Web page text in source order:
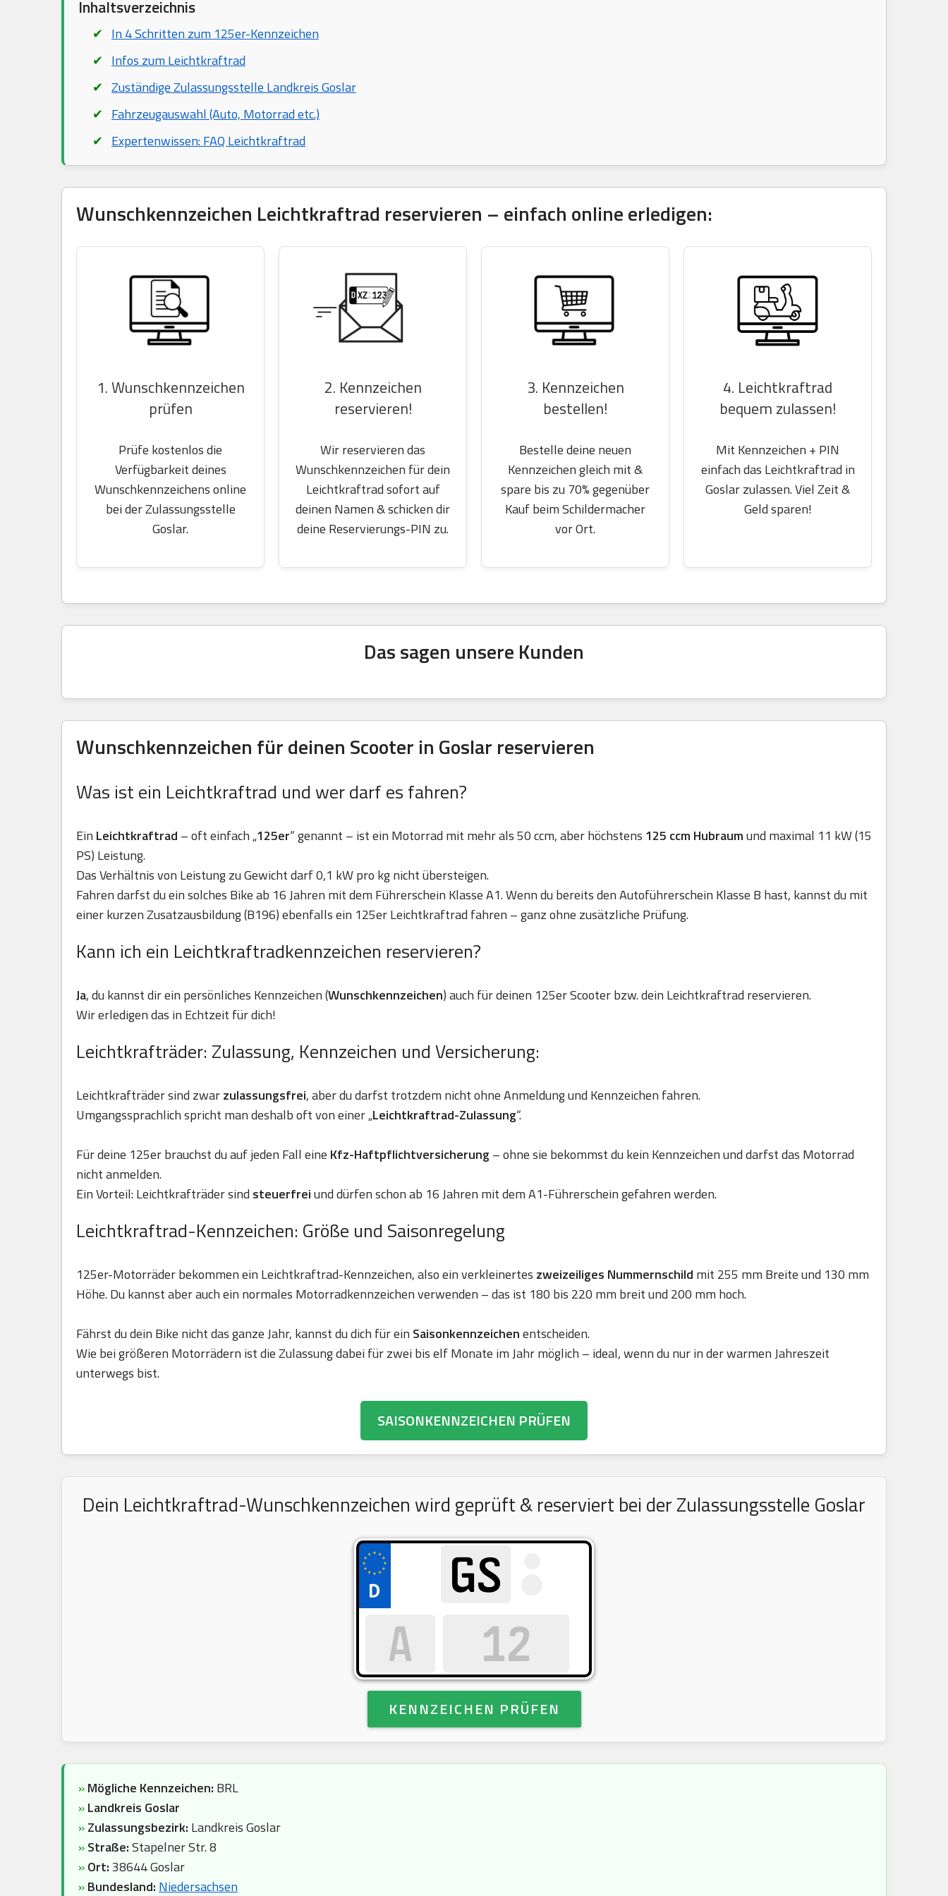
Inhaltsverzeichnis
In 4 Schritten zum 125er-Kennzeichen
Infos zum Leichtkraftrad
Zuständige Zulassungsstelle Landkreis Goslar
Fahrzeugauswahl (Auto, Motorrad etc.)
Expertenwissen: FAQ Leichtkraftrad
Wunschkennzeichen Leichtkraftrad reservieren – einfach online erledigen:
1. Wunschkennzeichen
prüfen
Prüfe kostenlos die
Verfügbarkeit deines
Wunschkennzeichens online
bei der Zulassungsstelle
Goslar.
2. Kennzeichen
reservieren!
Wir reservieren das
Wunschkennzeichen für dein
Leichtkraftrad sofort auf
deinen Namen & schicken dir
deine Reservierungs-PIN zu.
3. Kennzeichen
bestellen!
Bestelle deine neuen
Kennzeichen gleich mit &
spare bis zu 70% gegenüber
Kauf beim Schildermacher
vor Ort.
4. Leichtkraftrad
bequem zulassen!
Mit Kennzeichen + PIN
einfach das Leichtkraftrad in
Goslar zulassen. Viel Zeit &
Geld sparen!
Das sagen unsere Kunden
Wunschkennzeichen für deinen Scooter in Goslar reservieren
Was ist ein Leichtkraftrad und wer darf es fahren?
Ein Leichtkraftrad – oft einfach „125er“ genannt – ist ein Motorrad mit mehr als 50 ccm, aber höchstens 125 ccm Hubraumund maximal 11 kW (15
PS) Leistung.
Das Verhältnis von Leistung zu Gewicht darf 0,1 kW pro kg nicht übersteigen.
Fahren darfst du ein solches Bike ab 16 Jahren mit dem Führerschein Klasse A1. Wenn du bereits den Autoführerschein Klasse B hast, kannst du mit
einer kurzen Zusatzausbildung (B196) ebenfalls ein 125er Leichtkraftrad fahren – ganz ohne zusätzliche Prüfung.
Kann ich ein Leichtkraftradkennzeichen reservieren?
Ja, du kannst dir ein persönliches Kennzeichen (Wunschkennzeichen) auch für deinen 125er Scooter bzw. dein Leichtkraftrad reservieren.
Wir erledigen das in Echtzeit für dich!
Leichtkrafträder: Zulassung, Kennzeichen und Versicherung:
Leichtkrafträder sind zwarzulassungsfrei, aber du darfst trotzdem nicht ohne Anmeldung und Kennzeichen fahren.
Umgangssprachlich spricht man deshalb oft von einer „Leichtkraftrad-Zulassung“.
Für deine 125er brauchst du auf jeden Fall eine Kfz-Haftpflichtversicherung – ohne sie bekommst du kein Kennzeichen und darfst das Motorrad
nicht anmelden.
Ein Vorteil: Leichtkrafträder sind steuerfreiund dürfen schon ab 16 Jahren mit dem A1-Führerschein gefahren werden.
Leichtkraftrad-Kennzeichen: Größe und Saisonregelung
125er-Motorräder bekommen ein Leichtkraftrad-Kennzeichen, also ein verkleinertes zweizeiliges Nummernschild mit 255 mm Breite und 130 mm
Höhe. Du kannst aber auch ein normales Motorradkennzeichen verwenden – das ist 180 bis 220 mm breit und 200 mm hoch.
Fährst du dein Bike nicht das ganze Jahr, kannst du dich für ein Saisonkennzeichenentscheiden.
Wie bei größeren Motorrädern ist die Zulassung dabei für zwei bis elf Monate im Jahr möglich – ideal, wenn du nur in der warmen Jahreszeit
unterwegs bist.
SAISONKENNZEICHEN PRÜFEN
Dein Leichtkraftrad-Wunschkennzeichen wird geprüft & reserviert bei der Zulassungsstelle Goslar
KENNZEICHEN PRÜFEN
»Mögliche Kennzeichen: BRL
»Landkreis Goslar
»Zulassungsbezirk: Landkreis Goslar
»Straße:Stapelner Str. 8
»Ort:38644 Goslar
»Bundesland: Niedersachsen